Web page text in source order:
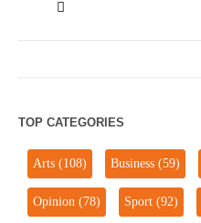
TOP CATEGORIES
Arts (108) Business (59)
Opinion (78) Sport (92)